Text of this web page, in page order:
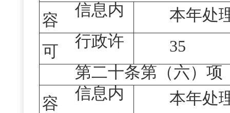
信息内
容
本年处
行政许
可 35
第二十条第（六）项
信息内
容
本年处